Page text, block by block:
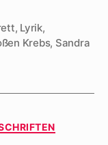
, Lyrik,
Krebs, Sandra